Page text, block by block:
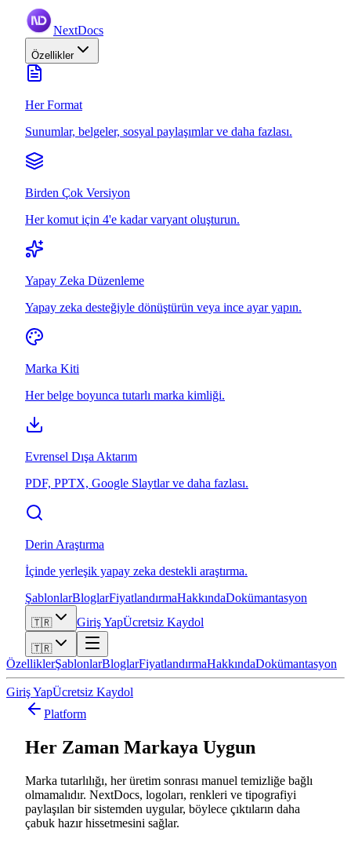
NextDocs
Özellikler
Her Format
Sunumlar, belgeler, sosyal paylaşımlar ve daha fazlası.
Birden Çok Versiyon
Her komut için 4'e kadar varyant oluşturun.
Yapay Zeka Düzenleme
Yapay zeka desteğiyle dönüştürün veya ince ayar yapın.
Marka Kiti
Her belge boyunca tutarlı marka kimliği.
Evrensel Dışa Aktarım
PDF, PPTX, Google Slaytlar ve daha fazlası.
Derin Araştırma
İçinde yerleşik yapay zeka destekli araştırma.
ŞablonlarBloglarFiyatlandırmaHakkındaDokümantasyon
🇹🇷 Giriş YapÜcretsiz Kaydol
🇹🇷
ÖzelliklerŞablonlarBloglarFiyatlandırmaHakkındaDokümantasyon
Giriş YapÜcretsiz Kaydol
Platform
Her Zaman Markaya Uygun
Marka tutarlılığı, her üretim sonrası manuel temizliğe bağlı
olmamalıdır. NextDocs, logoları, renkleri ve tipografiyi
paylaşılan bir sistemden uygular, böylece çıktıların daha
çabuk hazır hissetmesini sağlar.